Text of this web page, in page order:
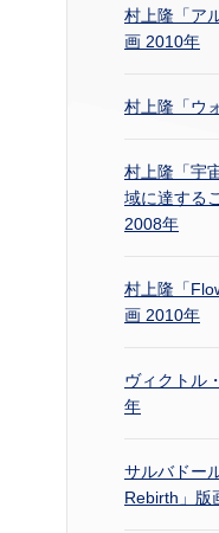
村上隆「ア
画 2010年
村上隆「ウ
村上隆「宇
域に達する
2008年
村上隆「
画 2010年
ヴィクトル
年
サルバドー
Rebirth」版